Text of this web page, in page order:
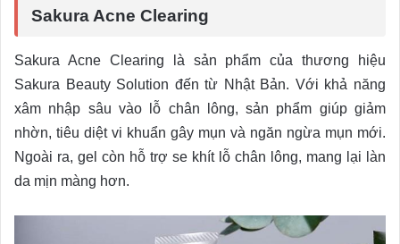
Sakura Acne Clearing
Sakura Acne Clearing là sản phẩm của thương hiệu
Sakura Beauty Solution đến từ Nhật Bản. Với khả năng
xâm nhập sâu vào lỗ chân lông, sản phẩm giúp giảm
nhờn, tiêu diệt vi khuẩn gây mụn và ngăn ngừa mụn mới.
Ngoài ra, gel còn hỗ trợ se khít lỗ chân lông, mang lại làn
da mịn màng hơn.